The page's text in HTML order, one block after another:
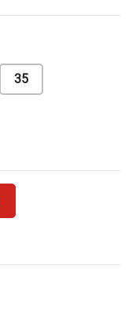
35